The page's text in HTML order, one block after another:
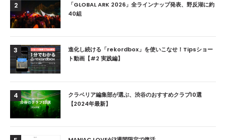
2
「GLOBAL ARK 2026」全ラインナップ発表、野反湖に約
40組
3
進化し続ける「rekordbox」を使いこなせ！Tipsショー
ト動画【#2 実践編】
4
クラベリア編集部が選ぶ、渋谷のおすすめクラブ10選
【2024年最新】